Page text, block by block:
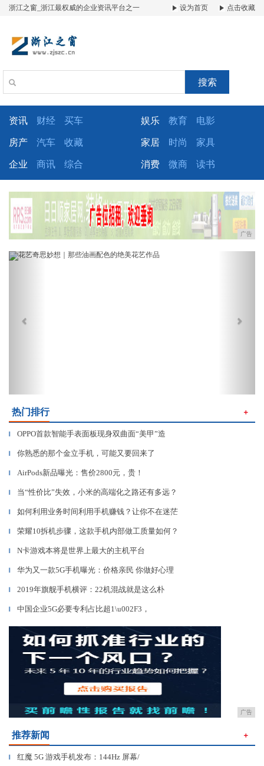
浙江之窗_浙江最权威的企业资讯平台之一 设为首页 点击收藏
搜索
资讯 财经 买车 娱乐 教育 电影
房产 汽车 收藏 家居 时尚 家具
企业 商讯 综合 消费 微商 读书
广告
Previous
热门排行 ＋
▎ OPPO首款智能手表面板现身双曲面“美甲”造
▎ 你熟悉的那个金立手机，可能又要回来了
▎ AirPods新品曝光：售价2800元，贵！
▎ 当“性价比”失效，小米的高端化之路还有多远？
▎ 如何利用业务时间利用手机赚钱？让你不在迷茫
▎ 荣耀10拆机步骤，这款手机内部做工质量如何？
▎ N卡游戏本将是世界上最大的主机平台
▎ 华为又一款5G手机曝光：价格亲民 你做好心理
▎ 2019年旗舰手机横评：22机混战就是这么朴
▎ 中国企业5G必要专利占比超1\u002F3，
广告
推荐新闻 ＋
▎ 红魔 5G 游戏手机发布：144Hz 屏幕/